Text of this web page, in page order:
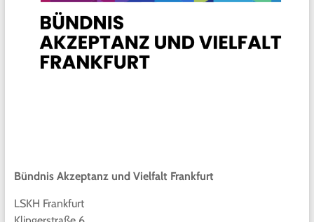
Bündnis Akzeptanz und Vielfalt Frankfurt
LSKH Frankfurt